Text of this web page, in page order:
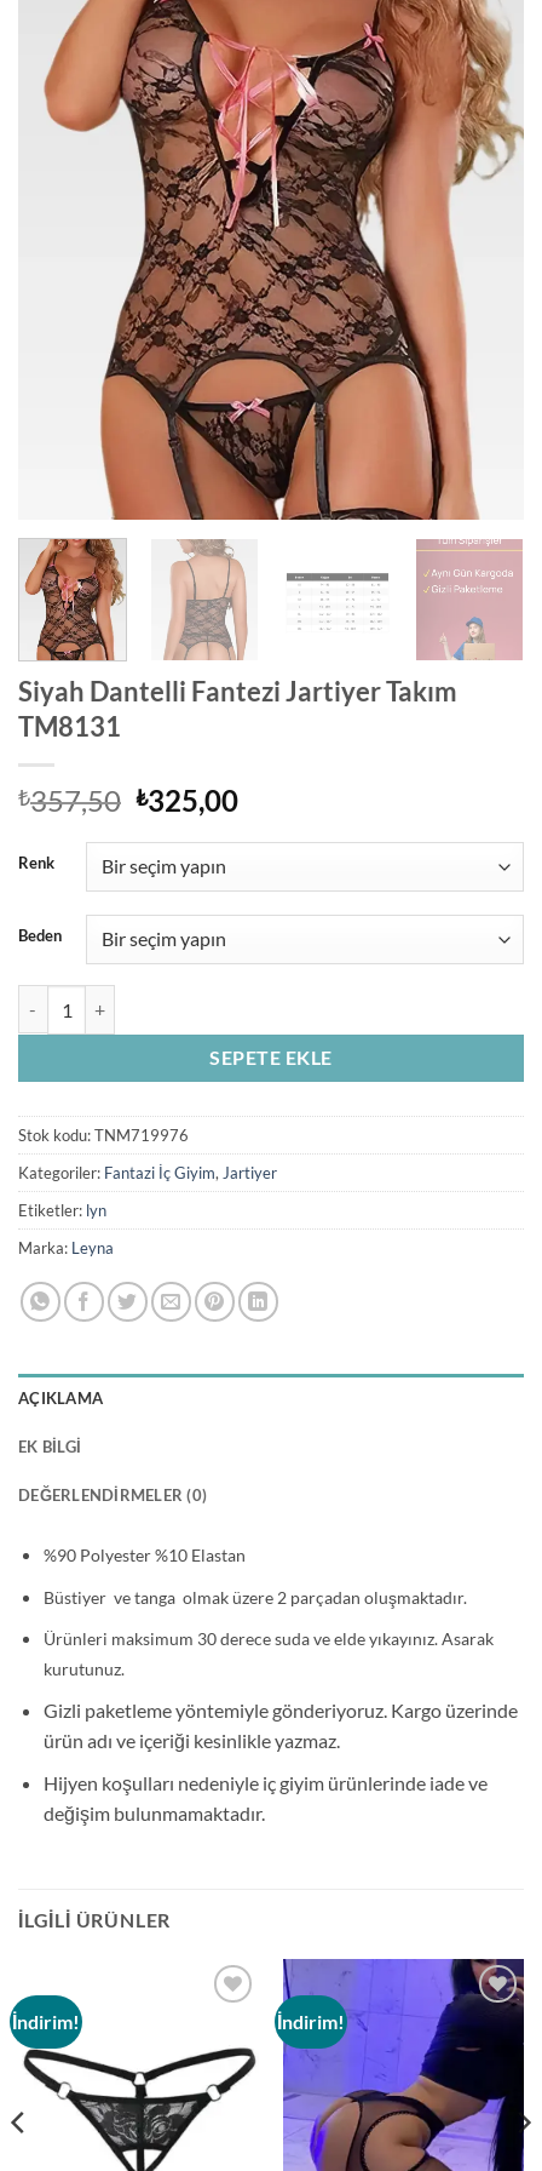
Siyah Dantelli Fantezi Jartiyer Takım
TM8131
₺357,50 Orijinal
fiyat:
₺357,50.
₺325,00Şu
₺325,00.
Renk
Beden
SEPETE EKLE
Stok kodu:TNM719976
Kategoriler: Fantazi İç Giyim,Jartiyer
Etiketler: lyn
Marka: Leyna
AÇIKLAMA
EK BILGI
DEĞERLENDIRMELER (0)
%90 Polyester %10 Elastan
Büstiyer ve tanga olmak üzere 2 parçadan oluşmaktadır.
Ürünleri maksimum 30 derece suda ve elde yıkayınız. Asarak
kurutunuz.
Gizli paketleme yöntemiyle gönderiyoruz. Kargo üzerinde
ürün adı ve içeriği kesinlikle yazmaz.
Hijyen koşulları nedeniyle iç giyim ürünlerinde iade ve
değişim bulunmamaktadır.
İLGILI ÜRÜNLER
İndirim! İndirim!